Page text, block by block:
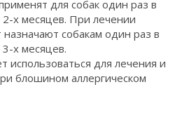
для собак один раз в
х месяцев. При лечении
собакам один раз в
х месяцев.
использоваться для лечения и
блошином аллергическом